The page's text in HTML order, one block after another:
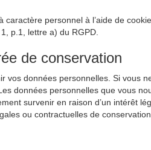
personnel à l’aide de
p.1, lettre a) du RGPD.
de conservation
données personnelles. Si vous
données personnelles que vous
survenir en raison d’un intérêt
ou contractuelles de